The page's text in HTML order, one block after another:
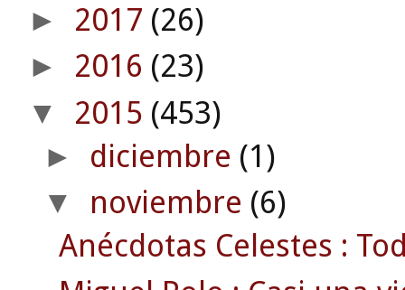
► 2017 (26)
► 2016 (23)
▼ 2015 (453)
► diciembre (1)
▼ noviembre (6)
Anécdotas Celestes :